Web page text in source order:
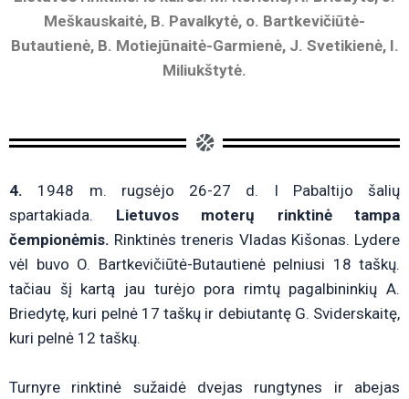
Meškauskaitė, B. Pavalkytė, o. Bartkevičiūtė-
Butautienė, B. Motiejūnaitė-Garmienė, J. Svetikienė, I.
Miliukštytė.
4. 1948 m. rugsėjo 26-27 d. I Pabaltijo šalių
spartakiada. Lietuvos moterų rinktinė tampa
čempionėmis. Rinktinės treneris Vladas Kišonas. Lydere
vėl buvo O. Bartkevičiūtė-Butautienė pelniusi 18 taškų.
tačiau šį kartą jau turėjo pora rimtų pagalbininkių A.
Briedytę, kuri pelnė 17 taškų ir debiutantę G. Sviderskaitę,
kuri pelnė 12 taškų.
Turnyre rinktinė sužaidė dvejas rungtynes ir abejas